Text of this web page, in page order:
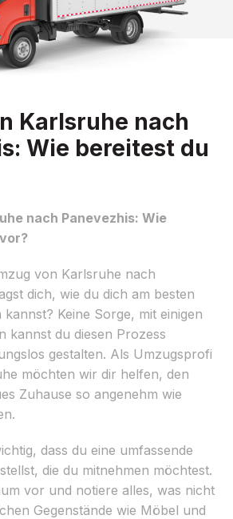
Karlsruhe nach
Wie bereitest du
nach Panevezhis: Wie
von Karlsruhe nach
dich, wie du dich am besten
Keine Sorge, mit einigen
kannst du diesen Prozess
gestalten. Als Umzugsprofi
möchten wir dir helfen, den
Zuhause so angenehm wie
dass du eine umfassende
die du mitnehmen möchtest.
vor und notiere alles, was nicht
Gegenstände wie Möbel und